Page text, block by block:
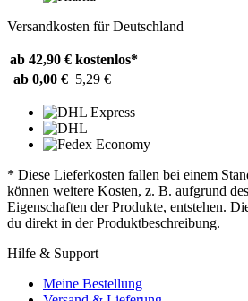
Versandkosten für Deutschland
ab 42,90 € kostenlos*
ab 0,00 € 5,29 €
* Diese Lieferkosten fallen bei einem
können weitere Kosten, z. B. aufgrund
Eigenschaften der Produkte, entstehen.
du direkt in der Produktbeschreibung.
Hilfe & Support
Meine Bestellung